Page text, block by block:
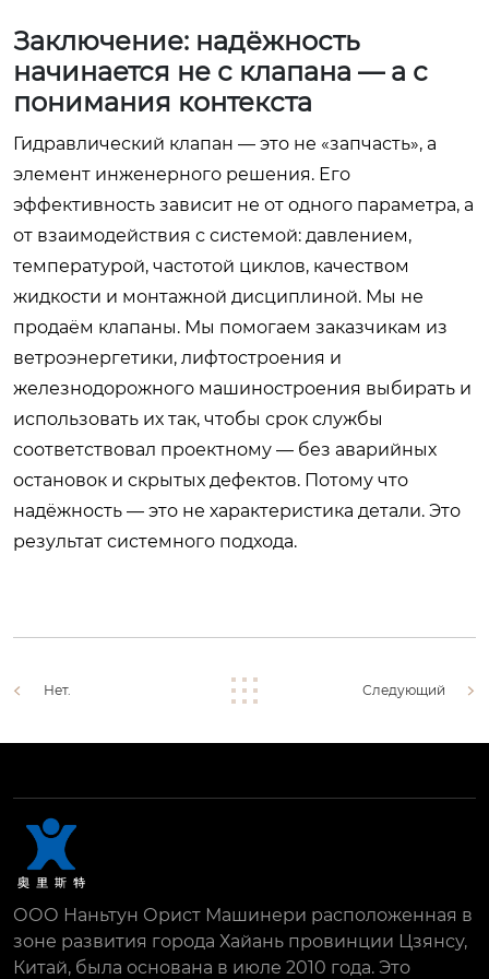
Заключение: надёжность
начинается не с клапана — а с
понимания контекста
Гидравлический клапан — это не «запчасть», а
элемент инженерного решения. Его
эффективность зависит не от одного параметра, а
от взаимодействия с системой: давлением,
температурой, частотой циклов, качеством
жидкости и монтажной дисциплиной. Мы не
продаём клапаны. Мы помогаем заказчикам из
ветроэнергетики, лифтостроения и
железнодорожного машиностроения выбирать и
использовать их так, чтобы срок службы
соответствовал проектному — без аварийных
остановок и скрытых дефектов. Потому что
надёжность — это не характеристика детали. Это
результат системного подхода.
Нет. Следующий
ООО Наньтун Орист Машинери расположенная в
зоне развития города Хайань провинции Цзянсу,
Китай, была основана в июле 2010 года. Это